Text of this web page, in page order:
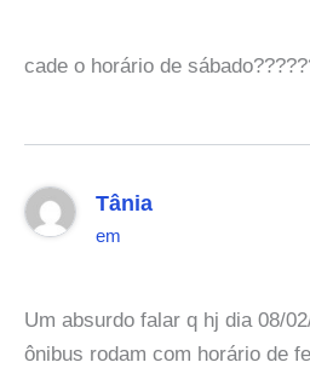
cade o horário de
Tânia
em
Um absurdo falar q hj dia 08/
ônibus rodam com horário de